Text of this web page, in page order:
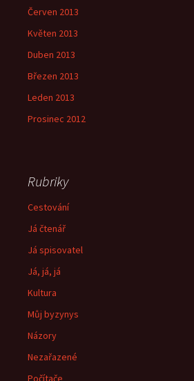
Červen 2013
Květen 2013
Duben 2013
Březen 2013
Leden 2013
Prosinec 2012
Rubriky
Cestování
Já čtenář
Já spisovatel
Já, já, já
Kultura
Můj byzynys
Názory
Nezařazené
Počítače